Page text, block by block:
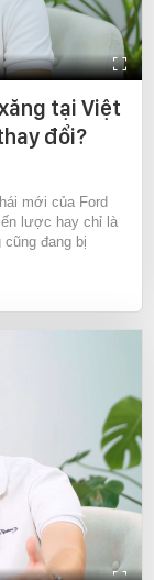
tại Việt
đổi?
mới của Ford
lược hay chỉ là
đang bị